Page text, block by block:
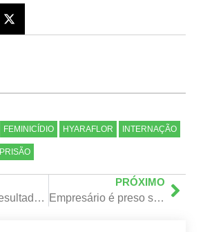
FEMINICÍDIO HYARAFLOR INTERNAÇÃO
PRISÃO
Mega-Sena: resultado do concurso 2.778 anuncia prêmio de R$ 9,7 milhões
PRÓXIMO
Empresário é preso sob suspeita de liderar organização criminosa e ordenar assassinato na Bahia